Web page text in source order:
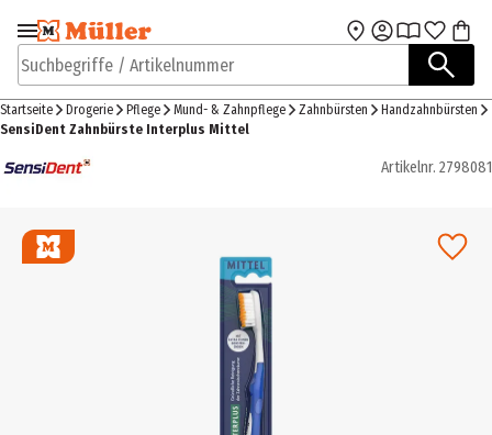
Zur Navigation
springen
Zum Hauptinhalt
Suchbegriffe / Artikelnummer
Startseite Drogerie Pflege Mund- & Zahnpflege Zahnbürsten
Handzahnbürsten
SensiDent Zahnbürste Interplus Mittel
Artikelnr. 2798081